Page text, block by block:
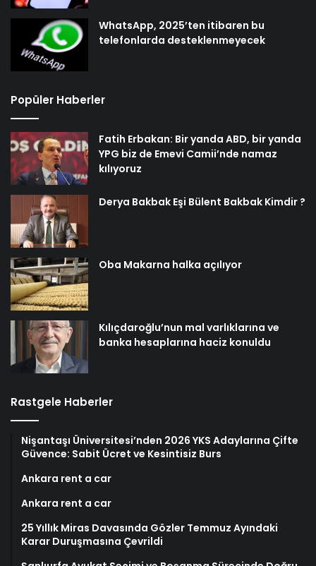
WhatsApp, 2025’ten itibaren bu
telefonlarda desteklenmeyecek
Popüler Haberler
Fatih Erbakan: Bir yanda ABD, bir yanda
YPG biz de Emevi Camii’nde namaz
kılıyoruz
Derya Bakbak Eşi Bülent Bakbak Kimdir ?
Oba Makarna halka açılıyor
Kılıçdaroğlu’nun mal varlıklarına ve
banka hesaplarına haciz konuldu
Rastgele Haberler
Nişantaşı Üniversitesi’nden 2026 YKS Adaylarına Çifte
Güvence: Sabit Ücret ve Kesintisiz Burs
Ankara rent a car
Ankara rent a car
25 Yıllık Miras Davasında Gözler Temmuz Ayındaki
Karar Duruşmasına Çevrildi